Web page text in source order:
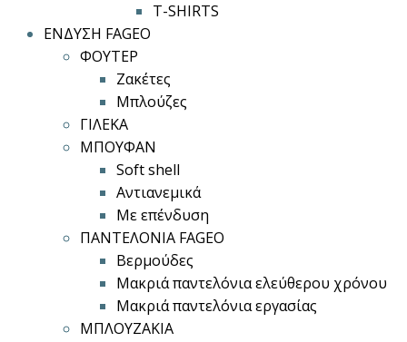
T-SHIRTS
ΕΝΔΥΣΗ FAGEO
ΦΟΥΤΕΡ
Ζακέτες
Μπλούζες
ΓΙΛΕΚΑ
ΜΠΟΥΦΑΝ
Soft shell
Αντιανεμικά
Με επένδυση
ΠΑΝΤΕΛΟΝΙΑ FAGEO
Βερμούδες
Μακριά παντελόνια ελεύθερου χρόνου
Μακριά παντελόνια εργασίας
ΜΠΛΟΥΖΑΚΙΑ